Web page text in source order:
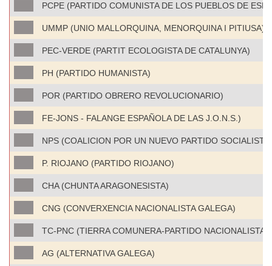
PCPE (PARTIDO COMUNISTA DE LOS PUEBLOS DE
UMMP (UNIO MALLORQUINA, MENORQUINA I PITIUSA)
PEC-VERDE (PARTIT ECOLOGISTA DE CATALUNYA)
PH (PARTIDO HUMANISTA)
POR (PARTIDO OBRERO REVOLUCIONARIO)
FE-JONS - FALANGE ESPAÑOLA DE LAS J.O.N.S.)
NPS (COALICION POR UN NUEVO PARTIDO SOCIALISTA)
P. RIOJANO (PARTIDO RIOJANO)
CHA (CHUNTA ARAGONESISTA)
CNG (CONVERXENCIA NACIONALISTA GALEGA)
TC-PNC (TIERRA COMUNERA-PARTIDO NACIONALISTA
AG (ALTERNATIVA GALEGA)